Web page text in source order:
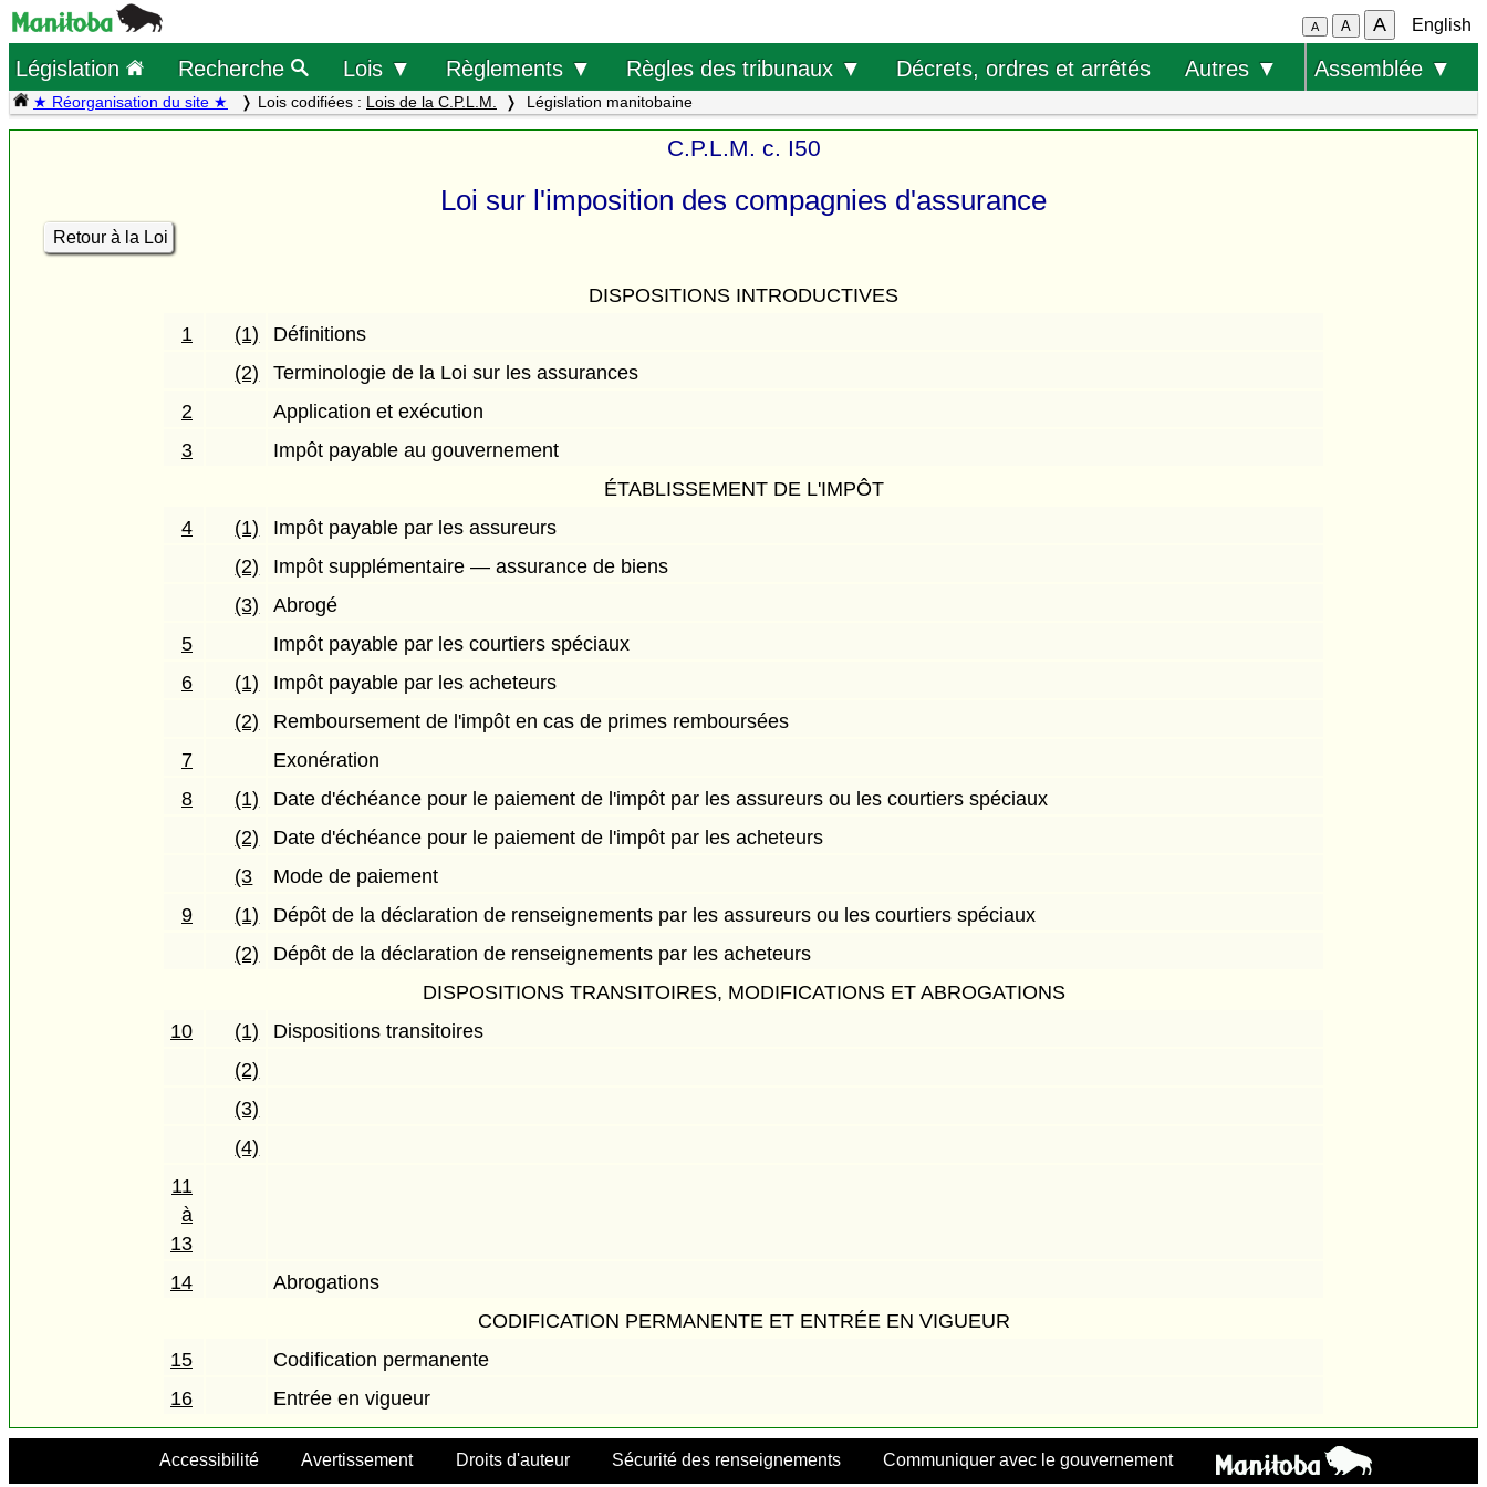
A A A English
Législation Recherche Lois ▼ Règlements ▼ Règles des tribunaux ▼ Décrets, ordres et arrêtés Autres ▼ Assemblée ▼
★ Réorganisation du site ★ Lois codifiées : Lois de la C.P.L.M. Législation manitobaine
C.P.L.M. c. I50
Loi sur l'imposition des compagnies d'assurance
Retour à la Loi
DISPOSITIONS INTRODUCTIVES
1
(1)
Définitions
(2)
Terminologie de la Loi sur les assurances
2
Application et exécution
3
Impôt payable au gouvernement
ÉTABLISSEMENT DE L'IMPÔT
4
(1)
Impôt payable par les assureurs
(2)
Impôt supplémentaire — assurance de biens
(3)
Abrogé
5
Impôt payable par les courtiers spéciaux
6
(1)
Impôt payable par les acheteurs
(2)
Remboursement de l'impôt en cas de primes remboursées
7
Exonération
8
(1)
Date d'échéance pour le paiement de l'impôt par les assureurs ou les courtiers spéciaux
(2)
Date d'échéance pour le paiement de l'impôt par les acheteurs
(3
Mode de paiement
9
(1)
Dépôt de la déclaration de renseignements par les assureurs ou les courtiers spéciaux
(2)
Dépôt de la déclaration de renseignements par les acheteurs
DISPOSITIONS TRANSITOIRES, MODIFICATIONS ET ABROGATIONS
10
(1)
Dispositions transitoires
(2)
(3)
(4)
11
à
13
14
Abrogations
CODIFICATION PERMANENTE ET ENTRÉE EN VIGUEUR
15
Codification permanente
16
Entrée en vigueur
Accessibilité Avertissement Droits d'auteur Sécurité des renseignements Communiquer avec le gouvernement